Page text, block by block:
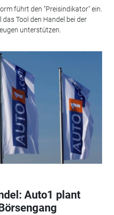
führt den "Preisindikator" ein.
Tool den Handel bei der
unterstützen.
Auto1 plant